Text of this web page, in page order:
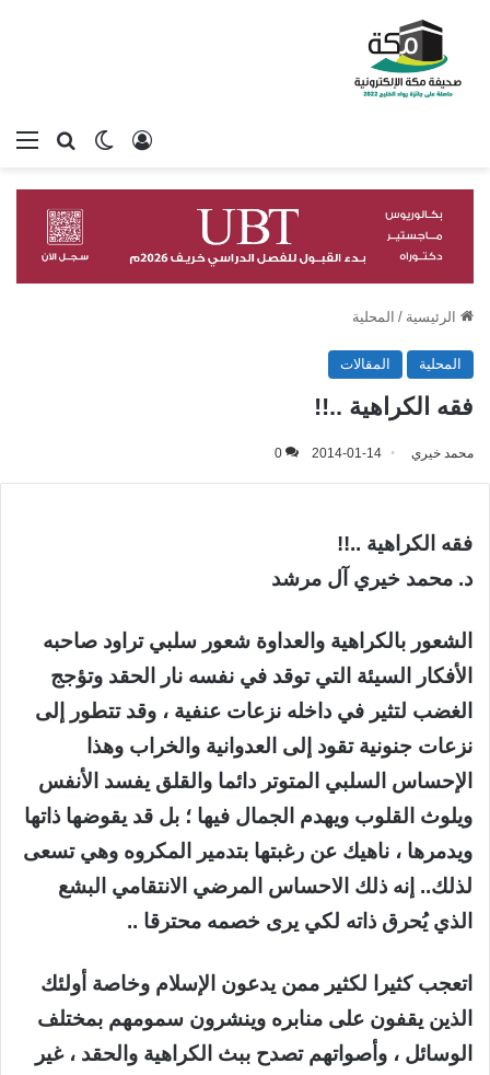
بحثالوضع
تسجيل الدخول
الرئيسية / المحلية
المحلية المقالات
فقه الكراهية ..!!
محمد خيري 2014-01-14
0
فقه الكراهية ..!!
د. محمد خيري آل مرشد
الشعور بالكراهية والعداوة شعور سلبي تراود صاحبه
الأفكار السيئة التي توقد في نفسه نار الحقد وتؤجج
الغضب لتثير في داخله نزعات عنفية ، وقد تتطور إلى
نزعات جنونية تقود إلى العدوانية والخراب وهذا
الإحساس السلبي المتوتر دائما والقلق يفسد الأنفس
ويلوث القلوب ويهدم الجمال فيها ؛ بل قد يقوضها ذاتها
ويدمرها ، ناهيك عن رغبتها بتدمير المكروه وهي تسعى
لذلك.. إنه ذلك الاحساس المرضي الانتقامي البشع
الذي يُحرق ذاته لكي يرى خصمه محترقا ..
اتعجب كثيرا لكثير ممن يدعون الإسلام وخاصة أولئك
الذين يقفون على منابره وينشرون سمومهم بمختلف
الوسائل ، وأصواتهم تصدح ببث الكراهية والحقد ، غير